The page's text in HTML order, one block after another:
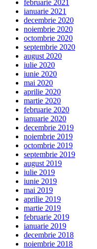
februarie 2021
ianuarie 2021
decembrie 2020
noiembrie 2020
octombrie 2020
septembrie 2020
august 2020
iulie 2020
iunie 2020
mai 2020
aprilie 2020
martie 2020
februarie 2020
ianuarie 2020
decembrie 2019
noiembrie 2019
octombrie 2019
septembrie 2019
august 2019
iulie 2019
iunie 2019
mai 2019
aprilie 2019
martie 2019
februarie 2019
ianuarie 2019
decembrie 2018
noiembrie 2018